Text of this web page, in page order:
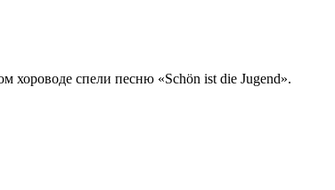
хороводе спели песню «Schön ist die Jugend».